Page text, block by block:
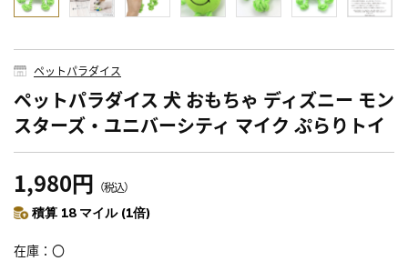
ペットパラダイス
ペットパラダイス 犬 おもちゃ ディズニー モン
スターズ・ユニバーシティ マイク ぷらりトイ
1,980円 （税込）
積算 18 マイル (1倍)
在庫 〇